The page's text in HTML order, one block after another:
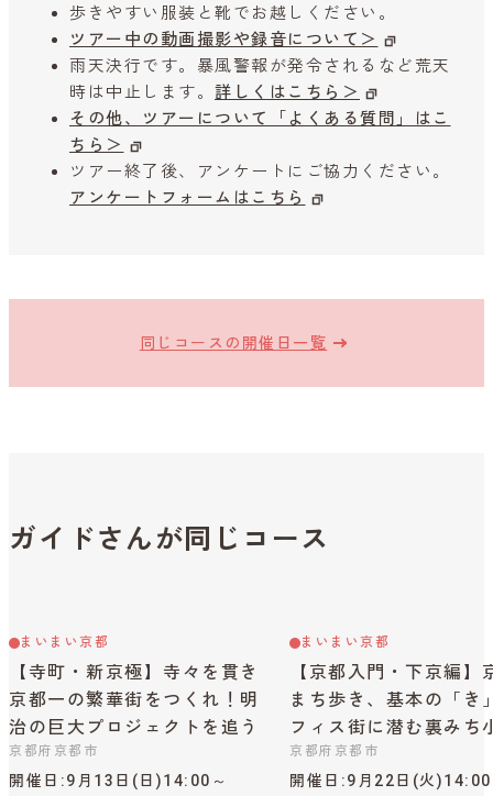
歩きやすい服装と靴でお越しください。
ツアー中の動画撮影や録音について＞
雨天決行です。暴風警報が発令されるなど荒天
時は中止します。 詳しくはこちら＞
その他、ツアーについて「よくある質問」はこ
ちら＞
ツアー終了後、アンケートにご協力ください。
アンケートフォームはこちら
同じコースの開催日一覧
ガイドさんが同じコース
まいまい京都
【寺町・新京極】寺々を貫き
京都一の繁華街をつくれ！明
治の巨大プロジェクトを追う
京都府京都市
開催日
9月13日(日)14:00～
まいまい京都
【京都入門・下京編】
まち歩き、基本の「き
フィス街に潜む裏みち
京都府京都市
開催日
9月22日(火